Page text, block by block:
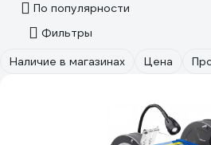
По популярности
Фильтры
Наличие в магазинах
Цена